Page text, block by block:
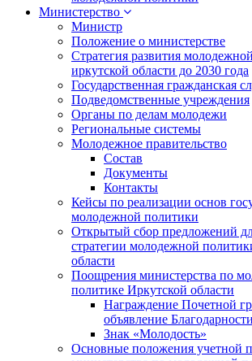
Министерство
Министр
Положение о министерстве
Стратегия развития
иркутской области до 2030 года
Государственная гражданская
Подведомственные учреждения
Органы по делам молодежи
Региональные системы
Молодежное правительство
Состав
Документы
Контакты
Кейсы по реализации основ
молодежной политики
Открытый сбор предложений
стратегии молодежной
области
Поощрения министерства по
политике Иркутской области
Награждение Почетной
объявление Благодарности
Знак «Молодость»
Основные положения учетной